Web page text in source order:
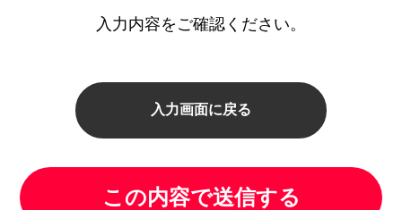
入力内容をご確認ください。
入力画面に戻る